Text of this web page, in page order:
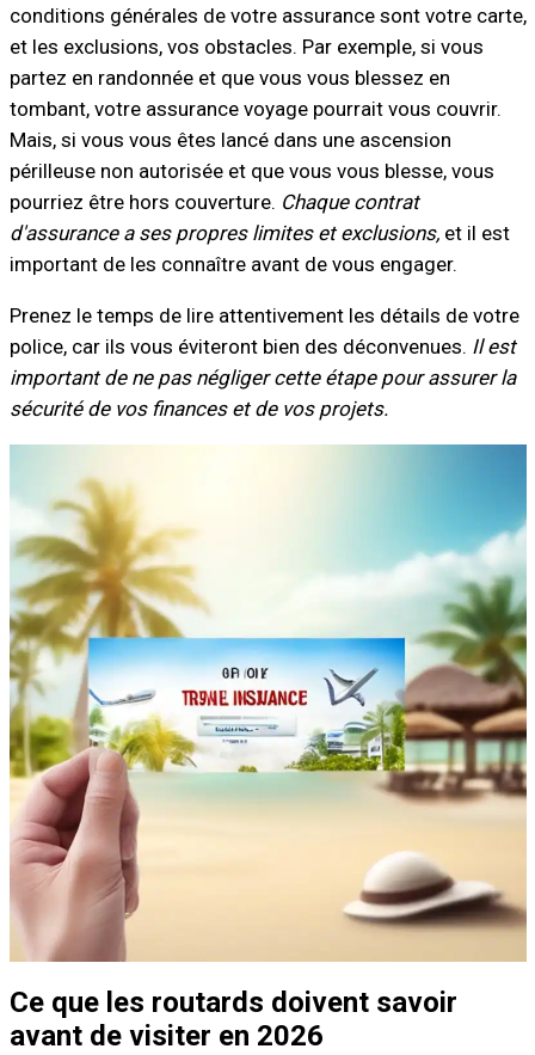
conditions générales de votre assurance sont votre carte,
et les exclusions, vos obstacles. Par exemple, si vous
partez en randonnée et que vous vous blessez en
tombant, votre assurance voyage pourrait vous couvrir.
Mais, si vous vous êtes lancé dans une ascension
périlleuse non autorisée et que vous vous blesse, vous
pourriez être hors couverture. Chaque contrat
d'assurance a ses propres limites et exclusions,et il est
important de les connaître avant de vous engager.
Prenez le temps de lire attentivement les détails de votre
police, car ils vous éviteront bien des déconvenues. Il est
important de ne pas négliger cette étape pour assurer la
sécurité de vos finances et de vos projets.
Ce que les routards doivent savoir
avant de visiter en 2026